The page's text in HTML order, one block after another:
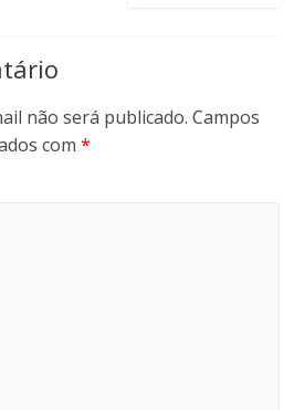
não será publicado. Campos
com*